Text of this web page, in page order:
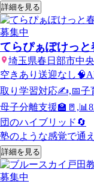
詳細を見る
募集中
てらぴぁぽけっ
埼玉県春日部市中
空きあり 送迎なし
取り学習対応✍️,📅子
母子分離支援
団のハイブリッド🔄
塾のような感覚で通
詳細を見る
募集中